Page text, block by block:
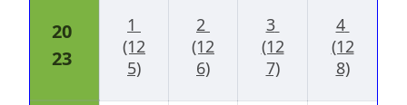
20
23
1
(12
5)
2
(12
6)
3
(12
7)
4
(12
8)